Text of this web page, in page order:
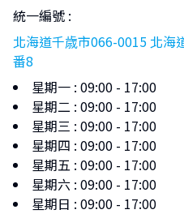
統一編號 :
北海道千歳市066-0015 北海
番8
星期一 : 09:00 - 17:00
星期二 : 09:00 - 17:00
星期三 : 09:00 - 17:00
星期四 : 09:00 - 17:00
星期五 : 09:00 - 17:00
星期六 : 09:00 - 17:00
星期日 : 09:00 - 17:00